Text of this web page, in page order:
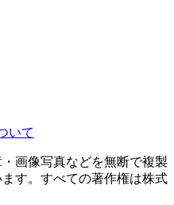
いて
画像写真などを無断で複製
す。すべての著作権は株式